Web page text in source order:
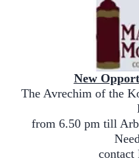
New
The Avrechim of the
from 6.50 pm till
contact